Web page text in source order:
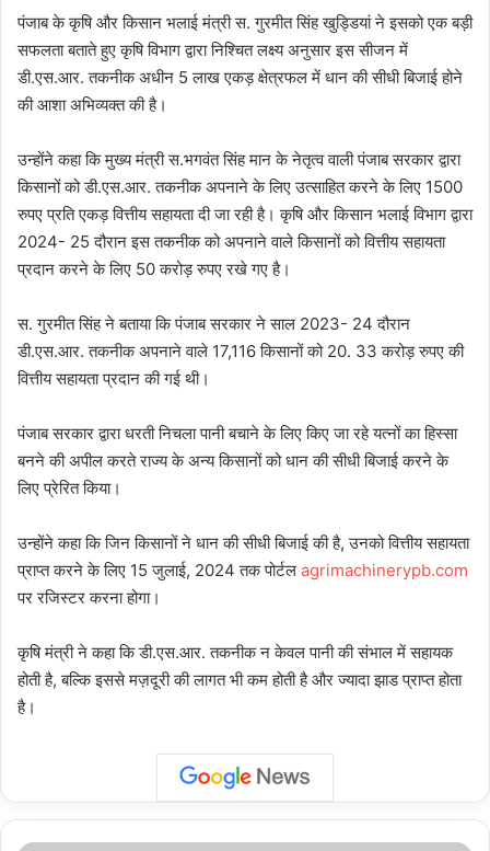
पंजाब के कृषि और किसान भलाई मंत्री स. गुरमीत सिंह खुड्डियां ने इसको एक बड़ी
सफलता बताते हुए कृषि विभाग द्वारा निश्चित लक्ष्य अनुसार इस सीजन में
डी.एस.आर. तकनीक अधीन 5 लाख एकड़ क्षेत्रफल में धान की सीधी बिजाई होने
की आशा अभिव्यक्त की है।
उन्होंने कहा कि मुख्य मंत्री स.भगवंत सिंह मान के नेतृत्व वाली पंजाब सरकार द्वारा
किसानों को डी.एस.आर. तकनीक अपनाने के लिए उत्साहित करने के लिए 1500
रुपए प्रति एकड़ वित्तीय सहायता दी जा रही है। कृषि और किसान भलाई विभाग द्वारा
2024- 25 दौरान इस तकनीक को अपनाने वाले किसानों को वित्तीय सहायता
प्रदान करने के लिए 50 करोड़ रुपए रखे गए है।
स. गुरमीत सिंह ने बताया कि पंजाब सरकार ने साल 2023- 24 दौरान
डी.एस.आर. तकनीक अपनाने वाले 17,116 किसानों को 20. 33 करोड़ रुपए की
वित्तीय सहायता प्रदान की गई थी।
पंजाब सरकार द्वारा धरती निचला पानी बचाने के लिए किए जा रहे यत्नों का हिस्सा
बनने की अपील करते राज्य के अन्य किसानों को धान की सीधी बिजाई करने के
लिए प्रेरित किया।
उन्होंने कहा कि जिन किसानों ने धान की सीधी बिजाई की है, उनको वित्तीय सहायता
प्राप्त करने के लिए 15 जुलाई, 2024 तक पोर्टल agrimachinerypb.com
पर रजिस्टर करना होगा।
कृषि मंत्री ने कहा कि डी.एस.आर. तकनीक न केवल पानी की संभाल में सहायक
होती है, बल्कि इससे मज़दूरी की लागत भी कम होती है और ज्यादा झाड प्राप्त होता
है।